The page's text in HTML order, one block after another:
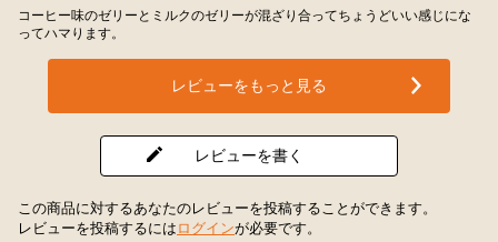
コーヒー味のゼリーとミルクのゼリーが混ざり合ってちょうどいい感じにな
ってハマります。
レビューをもっと見る
レビューを書く
この商品に対するあなたのレビューを投稿することができます。
レビューを投稿するには ログインが必要です。